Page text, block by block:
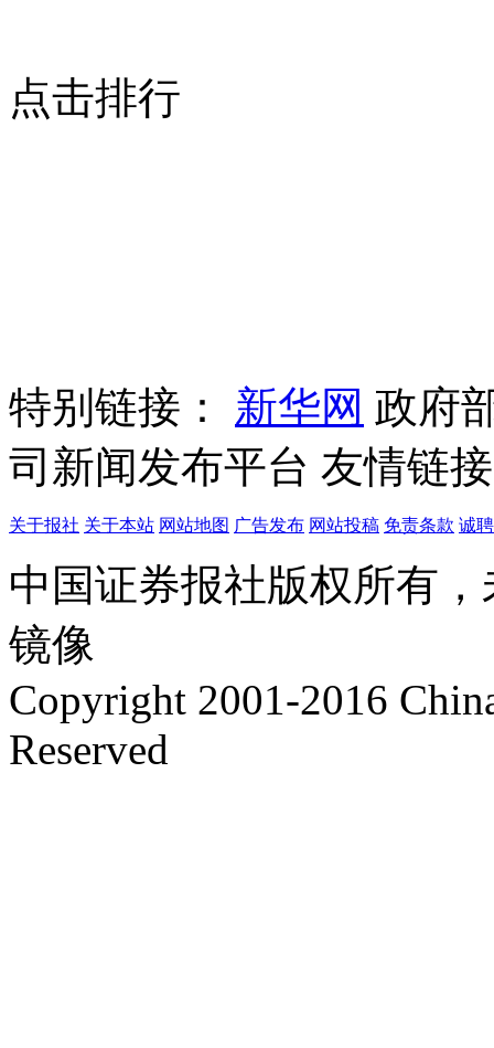
点击排行
特别链接： 新华网 政府
司新闻发布平台 友情链接
关于报社 关于本站 网站地图 广告发布 网站投稿 免责条款 诚
中国证券报社版权所有
镜像
Copyright 2001-2016
Reserved